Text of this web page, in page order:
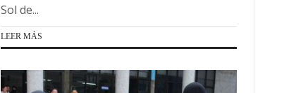
Sol de...
LEER MÁS